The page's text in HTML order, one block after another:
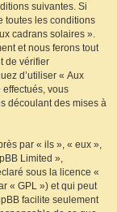
suivantes. Si
toutes les conditions
cadrans solaires ».
et nous ferons tout
de vérifier
d’utiliser « Aux
vous
découlant des mises à
par « ils », « eux »,
Limited »,
sous la licence «
« GPL ») et qui peut
facilite seulement